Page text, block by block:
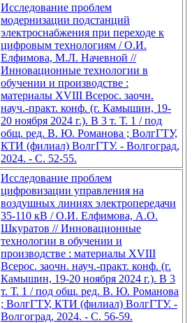
Исследование проблем
модернизации подстанций
электроснабжения при переходе к
цифровым технологиям / О.И.
Елфимова, М.Л. Начевной //
Инновационные технологии в
обучении и производстве :
материалы XVIII Всерос. заочн.
науч.-практ. конф. (г. Камышин, 19-
20 ноября 2024 г.). В 3 т. Т. 1 / под
общ. ред. В. Ю. Романова ; ВолгГТУ,
КТИ (филиал) ВолгГТУ. - Волгоград,
2024. - C. 52-55.
Исследование проблем
цифровизации управления на
воздушных линиях электропередачи
35-110 кВ / О.И. Елфимова, А.О.
Шкуратов // Инновационные
технологии в обучении и
производстве : материалы XVIII
Всерос. заочн. науч.-практ. конф. (г.
Камышин, 19-20 ноября 2024 г.). В 3
т. Т. 1 / под общ. ред. В. Ю. Романова
; ВолгГТУ, КТИ (филиал) ВолгГТУ. -
Волгоград, 2024. - C. 56-59.